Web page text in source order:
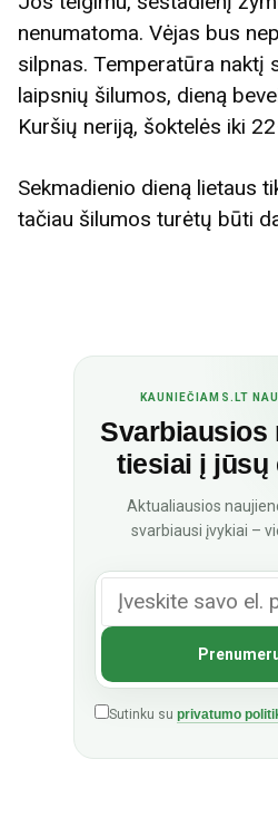
nenumatoma. Vėjas bus
silpnas. Temperatūra naktį
laipsnių šilumos, dieną
Kuršių neriją, šoktelės iki
Sekmadienio dieną lietaus
tačiau šilumos turėtų būti
KAUNIEČIAMS.LT
Svarbiausios
tiesiai į jūsų
Aktualiausios
svarbiausi įvykiai –
Sutinku su privatumo